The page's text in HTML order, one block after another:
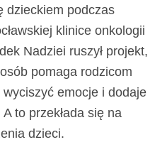
dzieckiem podczas
klinice onkologii
Nadziei ruszył projekt,
pomaga rodzicom
emocje i dodaje
to przekłada się na
dzieci.